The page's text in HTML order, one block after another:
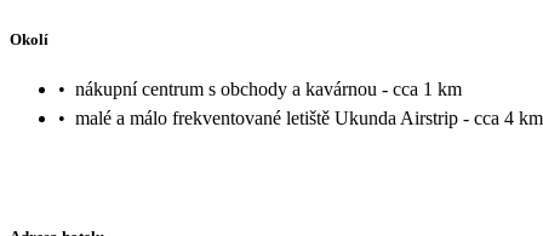
Okolí
• nákupní centrum s obchody a kavárnou - cca 1 km
• malé a málo frekventované letiště Ukunda Airstrip - cca 4 km